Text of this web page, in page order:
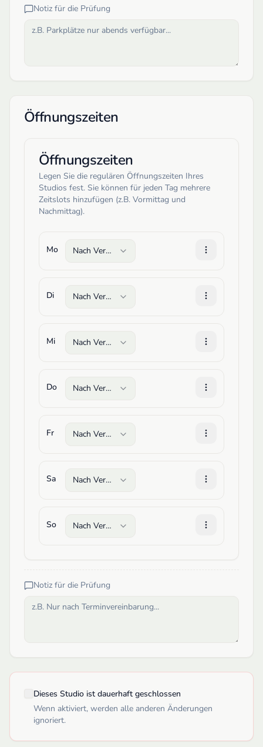
Notiz für die Prüfung
Öffnungszeiten
Öffnungszeiten
Legen Sie die regulären Öffnungszeiten Ihres
Studios fest. Sie können für jeden Tag mehrere
Zeitslots hinzufügen (z.B. Vormittag und
Nachmittag).
Mo Nach Vereinbarung
Di Nach Vereinbarung
Mi Nach Vereinbarung
Do Nach Vereinbarung
Fr Nach Vereinbarung
Sa Nach Vereinbarung
So Nach Vereinbarung
Notiz für die Prüfung
Dieses Studio ist dauerhaft geschlossen
Wenn aktiviert, werden alle anderen Änderungen
ignoriert.